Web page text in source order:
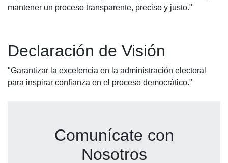
mantener un proceso transparente, preciso y justo."
Declaración de Visión
"Garantizar la excelencia en la administración electoral
para inspirar confianza en el proceso democrático."
Comunícate con
Nosotros